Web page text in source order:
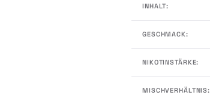
INHALT:
GESCHMACK:
NIKOTINSTÄRKE:
MISCHVERHÄLTNIS: